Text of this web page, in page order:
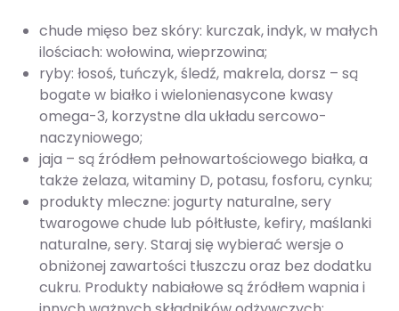
chude mięso bez skóry: kurczak, indyk, w małych
ilościach: wołowina, wieprzowina;
ryby: łosoś, tuńczyk, śledź, makrela, dorsz – są
bogate w białko i wielonienasycone kwasy
omega-3, korzystne dla układu sercowo-
naczyniowego;
jaja – są źródłem pełnowartościowego białka, a
także żelaza, witaminy D, potasu, fosforu, cynku;
produkty mleczne: jogurty naturalne, sery
twarogowe chude lub półtłuste, kefiry, maślanki
naturalne, sery. Staraj się wybierać wersje o
obniżonej zawartości tłuszczu oraz bez dodatku
cukru. Produkty nabiałowe są źródłem wapnia i